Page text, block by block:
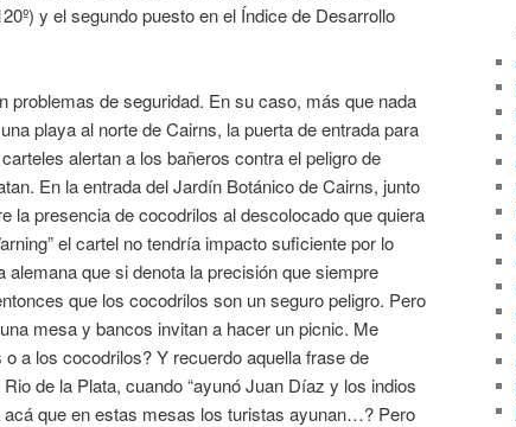
y el segundo puesto en el Índice de Desarrollo
problemas de seguridad. En su caso, más que nada
playa al norte de Cairns, la puerta de entrada para
alertan a los bañeros contra el peligro de
En la entrada del Jardín Botánico de Cairns, junto
la presencia de cocodrilos al descolocado que quiera
el cartel no tendría impacto suficiente por lo
que si denota la precisión que siempre
que los cocodrilos son un seguro peligro. Pero
mesa y bancos invitan a hacer un picnic. Me
a los cocodrilos? Y recuerdo aquella frase de
de la Plata, cuando “ayunó Juan Díaz y los indios
que en estas mesas los turistas ayunan…? Pero